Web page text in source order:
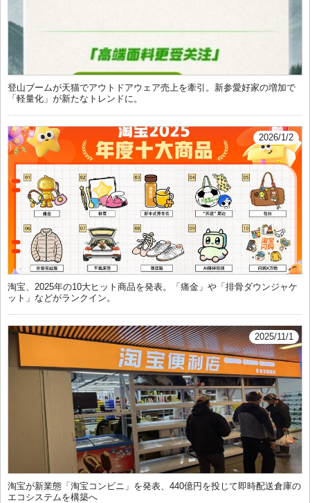
登山ブームが天猫でアウトドアウェア売上を牽引。新参愛好家の増加で
「軽量化」が新たなトレンドに。
2026/1/2
淘宝、2025年の10大ヒット商品を発表。「痛金」や「排骨ダウンジャケ
ット」などがランクイン。
2025/11/1
淘宝が新業態「淘宝コンビニ」を発表、440億円を投じて即時配送倉庫の
エコシステムを構築へ